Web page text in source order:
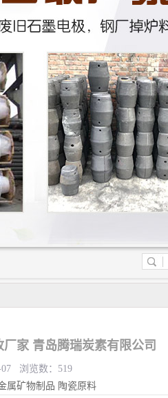
家 青岛腾瑞炭素有限公司
07 浏览数：519
属矿物制品 陶瓷原料